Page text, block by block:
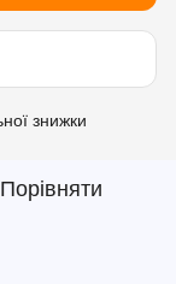
знижки
Порівняти